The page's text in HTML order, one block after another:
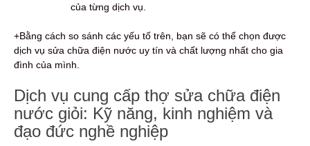
của từng dịch vụ.
+Bằng cách so sánh các yếu tố trên, bạn sẽ có thể chọn được
dịch vụ sửa chữa điện nước uy tín và chất lượng nhất cho gia
đình của mình.
Dịch vụ cung cấp thợ sửa chữa điện
nước giỏi: Kỹ năng, kinh nghiệm và
đạo đức nghề nghiệp